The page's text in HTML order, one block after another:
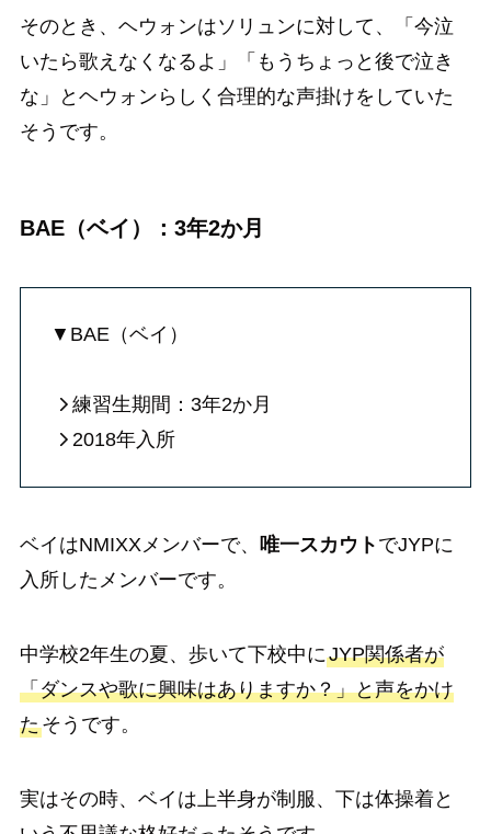
そのとき、ヘウォンはソリュンに対して、「今泣
いたら歌えなくなるよ」「もうちょっと後で泣き
な」とヘウォンらしく合理的な声掛けをしていた
そうです。
BAE（ベイ）：3年2か月
▼BAE（ベイ）
練習生期間：3年2か月
2018年入所
ベイはNMIXXメンバーで、 唯一スカウト でJYPに
入所したメンバーです。
中学校2年生の夏、歩いて下校中にJYP関係者が
「ダンスや歌に興味はありますか？」と声をかけ
たそうです。
実はその時、ベイは上半身が制服、下は体操着と